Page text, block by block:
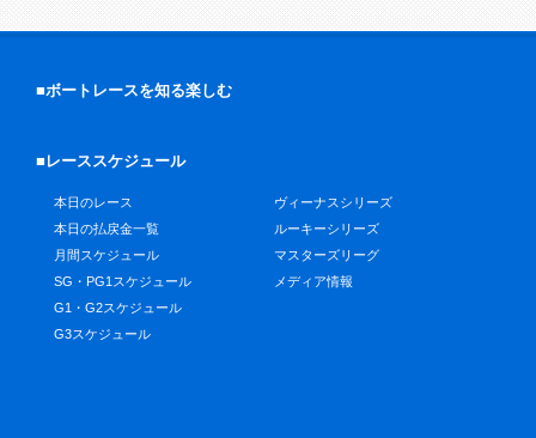
■ボートレースを知る楽しむ
■レーススケジュール
本日のレース
本日の払戻金一覧
月間スケジュール
SG・PG1スケジュール
G1・G2スケジュール
G3スケジュール
ヴィーナスシリーズ
ルーキーシリーズ
マスターズリーグ
メディア情報